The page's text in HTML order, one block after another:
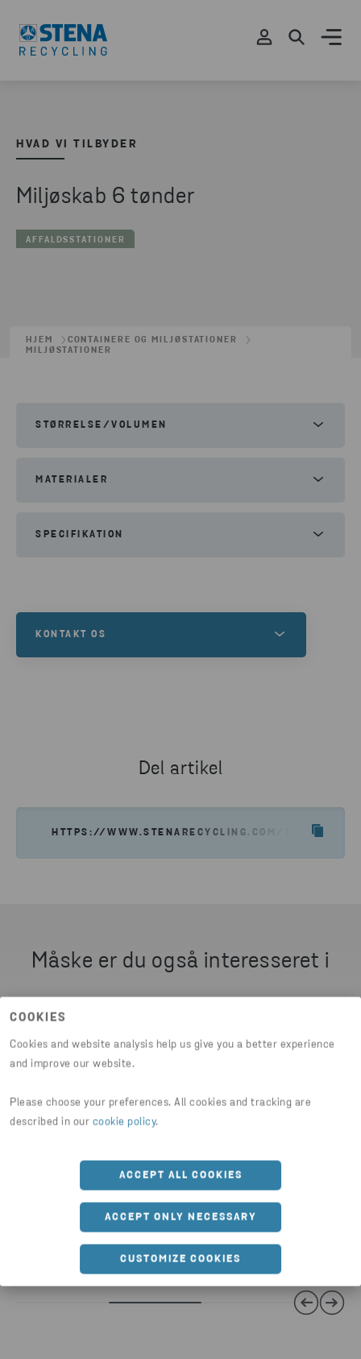
COOKIES
Cookies and website analysis help us give you a better experience
and improve our website.
Please choose your preferences. All cookies and tracking are
described in our cookie policy.
ACCEPT ALL COOKIES
ACCEPT ONLY NECESSARY
CUSTOMIZE COOKIES
HVAD VI TILBYDER
Miljøskab 6 tønder
AFFALDSSTATIONER
HJEM
CONTAINERE OG MILJØSTATIONER
MILJØSTATIONER
STØRRELSE/VOLUMEN
MATERIALER
SPECIFIKATION
KONTAKT OS
Del artikel
HTTPS://WWW.STENARECYCLING.COM/DA/HVAD-
Måske er du også interesseret i
BEHOLDER TIL FARLIGT AFFALD
Miljøvæg - dobbelt